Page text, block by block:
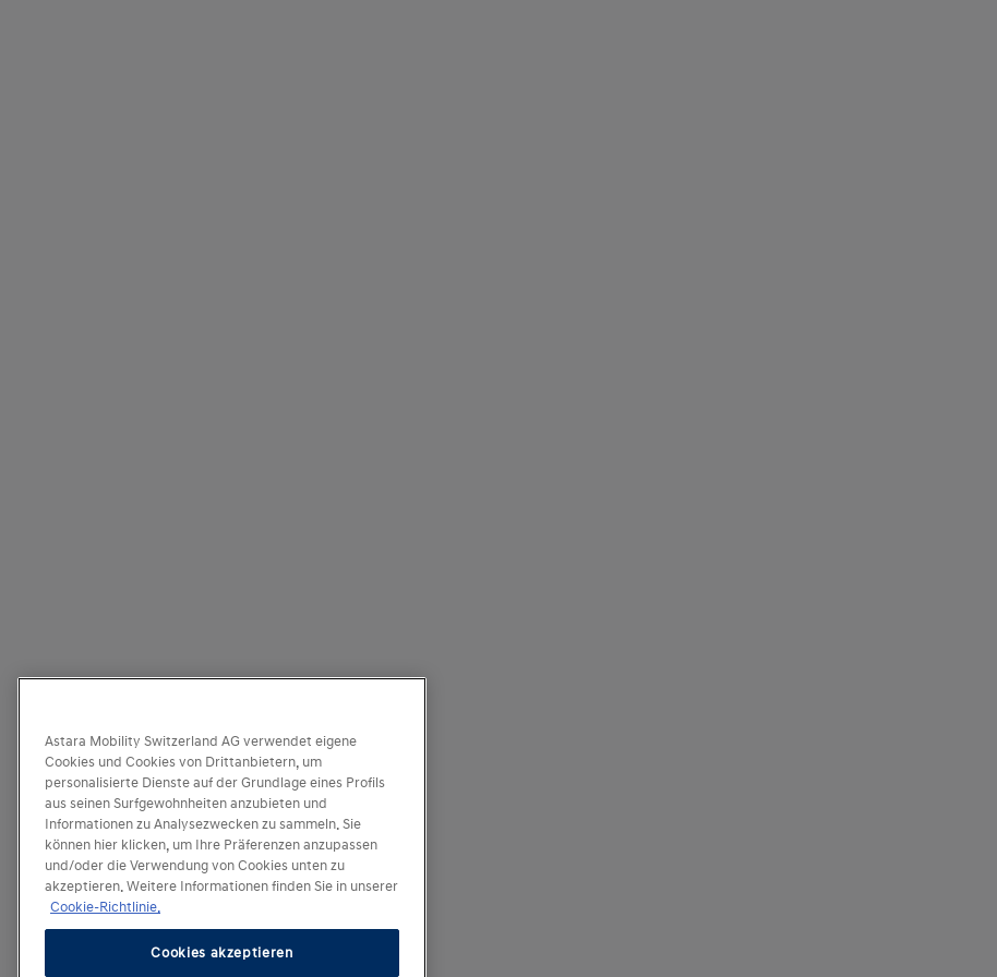
Astara Mobility Switzerland AG verwendet eigene
Cookies und Cookies von Drittanbietern, um
personalisierte Dienste auf der Grundlage eines Profils
aus seinen Surfgewohnheiten anzubieten und
Informationen zu Analysezwecken zu sammeln. Sie
können hier klicken, um Ihre Präferenzen anzupassen
und/oder die Verwendung von Cookies unten zu
akzeptieren. Weitere Informationen finden Sie in unserer
Cookie-Richtlinie.
Cookies akzeptieren